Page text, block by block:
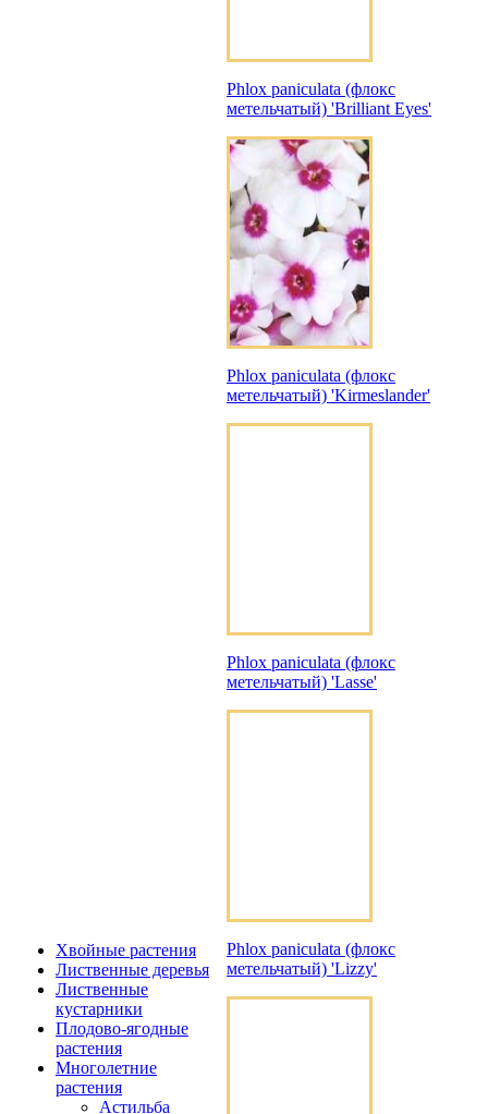
Хвойные растения
Лиственные деревья
Лиственные
кустарники
Плодово-ягодные
растения
Многолетние
растения
Астильба
Phlox paniculata (флокс
метельчатый) 'Brilliant Eyes'
Phlox paniculata (флокс
метельчатый) 'Kirmeslander'
Phlox paniculata (флокс
метельчатый) 'Lasse'
Phlox paniculata (флокс
метельчатый) 'Lizzy'